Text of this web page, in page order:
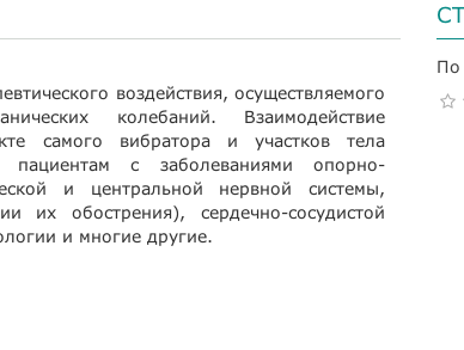
воздействия, осуществляемого
колебаний. Взаимодействие
самого вибратора и участков тела
пациентам с заболеваниями опорно-
и центральной нервной системы,
их обострения), сердечно-сосудистой
и многие другие.
По